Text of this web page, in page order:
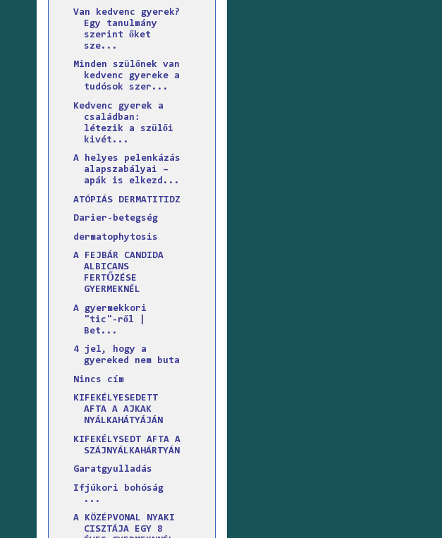
Van kedvenc gyerek?
Egy tanulmány
szerint őket
sze...
Minden szülőnek van
kedvenc gyereke a
tudósok szer...
Kedvenc gyerek a
családban:
létezik a szülői
kivét...
A helyes pelenkázás
alapszabályai –
apák is elkezd...
ATÓPIÁS DERMATITIDZ
Darier-betegség
dermatophytosis
A FEJBÁR CANDIDA
ALBICANS
FERTŐZÉSE
GYERMEKNÉL
A gyermekkori
"tic"-ről |
Bet...
4 jel, hogy a
gyereked nem buta
Nincs cím
KIFEKÉLYESEDETT
AFTA A AJKAK
NYÁLKAHÁTYÁJÁN
KIFEKÉLYSEDT AFTA A
SZÁJNYÁLKAHÁRTYÁN
Garatgyulladás
Ifjúkori bohóság
...
A KÖZÉPVONAL NYAKI
CISZTÁJA EGY 8